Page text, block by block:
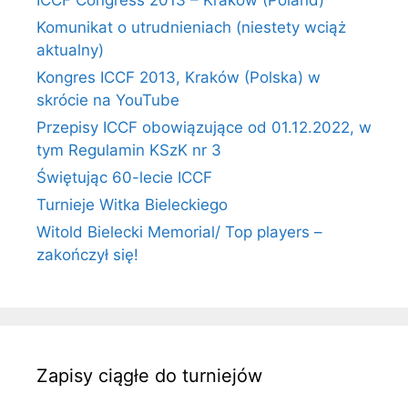
Komunikat o utrudnieniach (niestety wciąż
aktualny)
Kongres ICCF 2013, Kraków (Polska) w
skrócie na YouTube
Przepisy ICCF obowiązujące od 01.12.2022, w
tym Regulamin KSzK nr 3
Świętując 60-lecie ICCF
Turnieje Witka Bieleckiego
Witold Bielecki Memorial/ Top players –
zakończył się!
Zapisy ciągłe do turniejów